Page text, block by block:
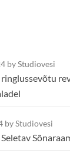
by Studiovesi
by Studiovesi